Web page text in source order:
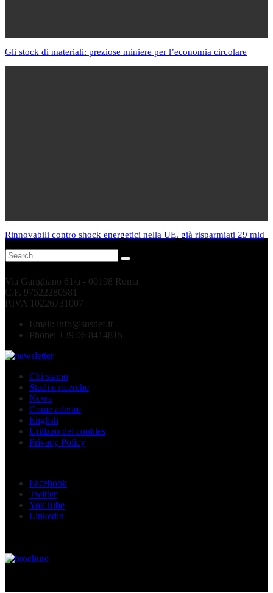
Gli stock di materiali: preziose miniere per l’economia circolare
Rinnovabili contro shock energetici nella UE, già risparmiati 29 mld
Via Garigliano 61/a - 00198 Roma
C.F. 97522280581
P.IVA 10226731007
Email: info@susdef.it
Phone: +39 06 8414815
Chi siamo
Studi e ricerche
News
Come aderire
English
Utilizzo dei cookies
Privacy Policy
Facebook
Twitter
YouTube
Linkedin